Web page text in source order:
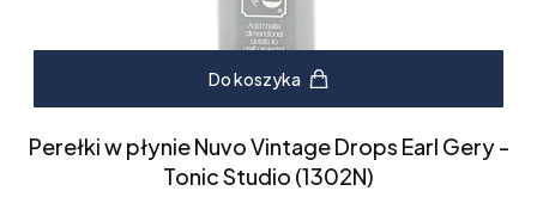
Do koszyka
Perełki w płynie Nuvo Vintage Drops Earl Gery -
Tonic Studio (1302N)